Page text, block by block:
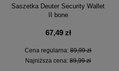
Saszetka Deuter Security Wallet
II bone
67,49 zł
Cena regularna:89,99 zł
Najniższa cena:89,99 zł